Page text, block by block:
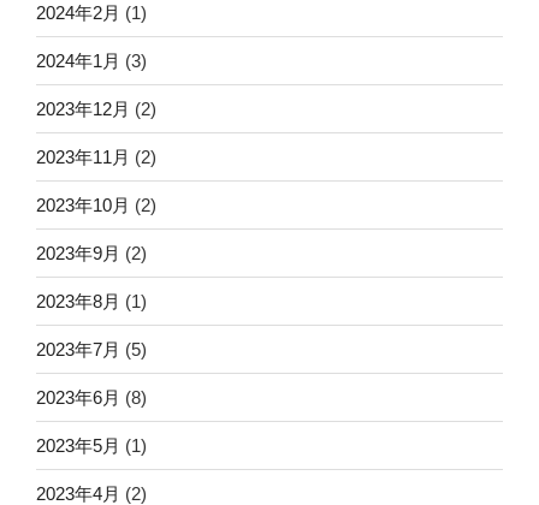
2024年2月 (1)
2024年1月 (3)
2023年12月 (2)
2023年11月 (2)
2023年10月 (2)
2023年9月 (2)
2023年8月 (1)
2023年7月 (5)
2023年6月 (8)
2023年5月 (1)
2023年4月 (2)